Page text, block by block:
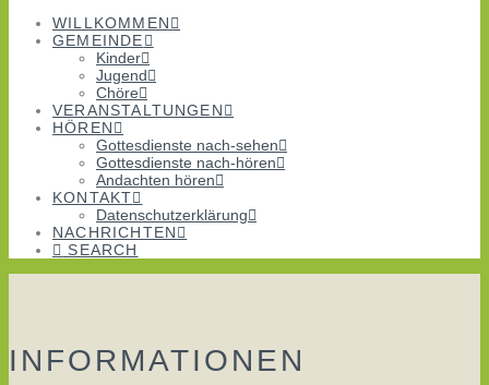
WILLKOMMEN
GEMEINDE
Kinder
Jugend
Chöre
VERANSTALTUNGEN
HÖREN
Gottesdienste nach-sehen
Gottesdienste nach-hören
Andachten hören
KONTAKT
Datenschutzerklärung
NACHRICHTEN
SEARCH
INFORMATIONEN